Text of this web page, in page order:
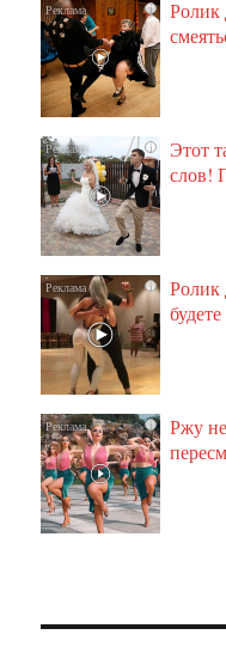
i
Ролик
i
Этот
слов!
i
Ролик
i
Ржу